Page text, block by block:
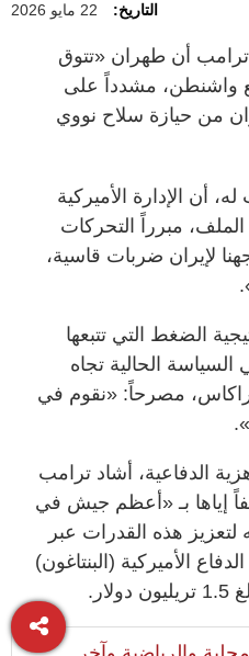
التاريخ: 22 مايو 2026
ترامب أن طهران «تتوق
واشنطن، مشدداً على
من حيازة سلاح نووي
أن الإدارة الأميركية
مبرراً التحركات
لإيران ضربات قاسية،
الضغط التي تتبعها
السياسة الحالية تجاه
مصرحاً: «نقوم في
الدفاعية، أشاد ترامب
إياها بـ «أعظم جيش في
هذه القدرات عبر
الأميركية (البنتاغون)